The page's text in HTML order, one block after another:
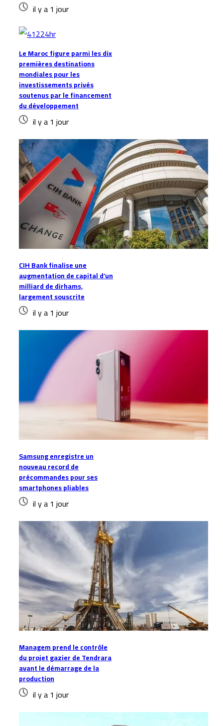
il y a 1 jour
Le Maroc figure parmi les dix
premières destinations
mondiales pour les
investissements privés
soutenus par le financement
du développement
il y a 1 jour
CIH Bank finalise une
augmentation de capital d’un
milliard de dirhams,
largement souscrite
il y a 1 jour
Samsung enregistre un
nouveau record de
précommandes pour ses
smartphones pliables
il y a 1 jour
Managem prend le contrôle
du projet gazier de Tendrara
avant le démarrage de la
production
il y a 1 jour